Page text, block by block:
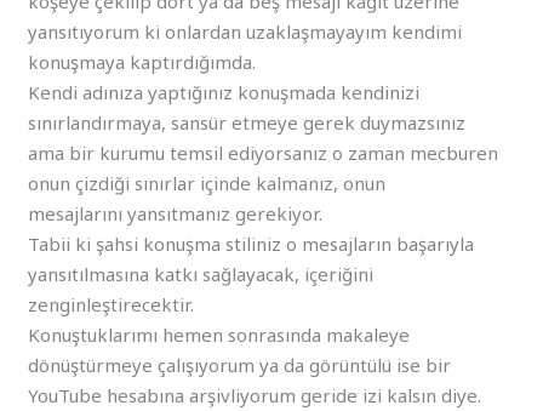
yansıtıyorum ki onlardan uzaklaşmayayım kendimi
konuşmaya kaptırdığımda.
Kendi adınıza yaptığınız konuşmada kendinizi
sınırlandırmaya, sansür etmeye gerek duymazsınız
ama bir kurumu temsil ediyorsanız o zaman mecburen
onun çizdiği sınırlar içinde kalmanız, onun
mesajlarını yansıtmanız gerekiyor.
Tabii ki şahsi konuşma stiliniz o mesajların başarıyla
yansıtılmasına katkı sağlayacak, içeriğini
zenginleştirecektir.
Konuştuklarımı hemen sonrasında makaleye
dönüştürmeye çalışıyorum ya da görüntülü ise bir
YouTube hesabına arşivliyorum geride izi kalsın diye.